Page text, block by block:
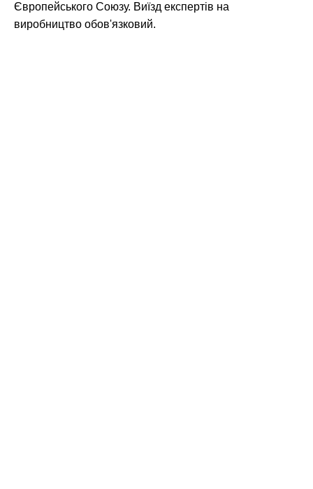
Європейського Союзу. Виїзд експертів на
виробництво обов'язковий.